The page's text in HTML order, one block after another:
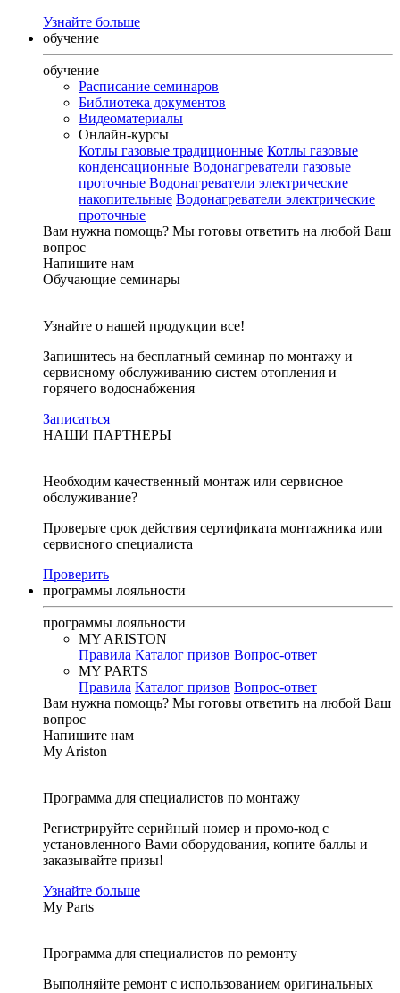
Узнайте больше
обучение
обучение
Расписание семинаров
Библиотека документов
Видеоматериалы
Онлайн-курсы
Котлы газовые традиционные Котлы газовые
конденсационные Водонагреватели газовые
проточные Водонагреватели электрические
накопительные Водонагреватели электрические
проточные
Вам нужна помощь? Мы готовы ответить на любой Ваш
вопрос
Напишите нам
Обучающие семинары
Узнайте о нашей продукции все!
Запишитесь на бесплатный семинар по монтажу и
сервисному обслуживанию систем отопления и
горячего водоснабжения
Записаться
НАШИ ПАРТНЕРЫ
Необходим качественный монтаж или сервисное
обслуживание?
Проверьте срок действия сертификата монтажника или
сервисного специалиста
Проверить
программы лояльности
программы лояльности
MY ARISTON
Правила Каталог призов Вопрос-ответ
MY PARTS
Правила Каталог призов Вопрос-ответ
Вам нужна помощь? Мы готовы ответить на любой Ваш
вопрос
Напишите нам
My Ariston
Программа для специалистов по монтажу
Регистрируйте серийный номер и промо-код с
установленного Вами оборудования, копите баллы и
заказывайте призы!
Узнайте больше
My Parts
Программа для специалистов по ремонту
Выполняйте ремонт с использованием оригинальных